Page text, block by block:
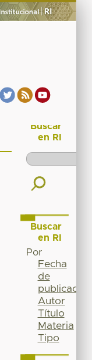
Buscar
en RI
Buscar
en RI
Por
Fecha
de
publicación
Autor
Título
Materia
Tipo